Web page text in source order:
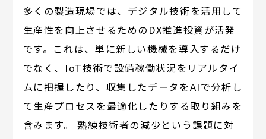
多くの製造現場では、デジタル技術を活用して
生産性を向上させるためのDX推進投資が活発
です。これは、単に新しい機械を導入するだけ
でなく、IoT技術で設備稼働状況をリアルタイ
ムに把握したり、収集したデータをAIで分析し
て生産プロセスを最適化したりする取り組みを
含みます。 熟練技術者の減少という課題に対